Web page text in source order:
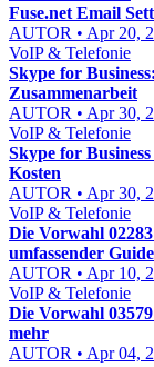
Fuse.net Email
AUTOR • Apr 20,
VoIP & Telefonie
Skype for
Zusammenarbeit
AUTOR • Apr 30,
VoIP & Telefonie
Skype for
Kosten
AUTOR • Apr 30,
VoIP & Telefonie
Die Vorwahl
umfassender Guide
AUTOR • Apr 10,
VoIP & Telefonie
Die Vorwahl
mehr
AUTOR • Apr 04,